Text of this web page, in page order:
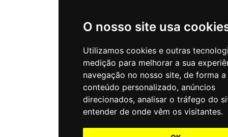
O nosso site usa
Utilizamos cookies e outras
medição para melhorar a sua
navegação no nosso site, de forma
conteúdo personalizado, anúncios
direcionados, analisar o tráfego do
entender de onde vêm os visitantes.